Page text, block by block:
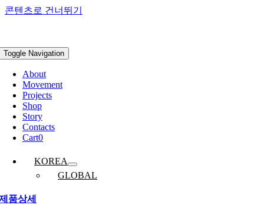
콘텐츠로 건너뛰기
Toggle Navigation
About
Movement
Projects
Shop
Story
Contacts
Cart0
KOREA
GLOBAL
품상세